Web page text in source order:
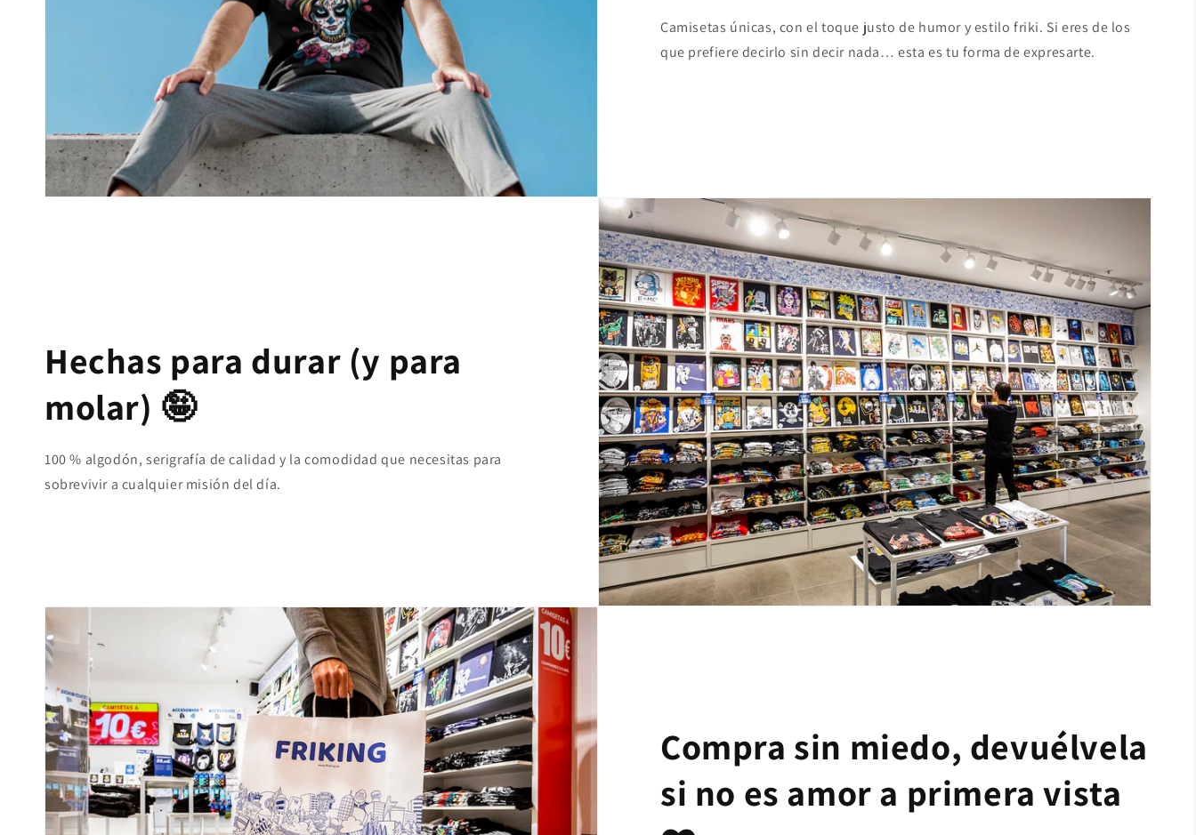
Camisetas únicas, con el toque justo de humor y estilo friki. Si eres de los
que prefiere decirlo sin decir nada… esta es tu forma de expresarte.
Hechas para durar (y para
molar) 🤪
100 % algodón, serigrafía de calidad y la comodidad que necesitas para
sobrevivir a cualquier misión del día.
Compra sin miedo, devuélvela
si no es amor a primera vista